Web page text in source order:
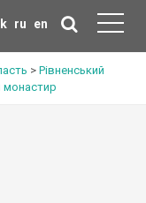
ru en
> Рівненський
монастир